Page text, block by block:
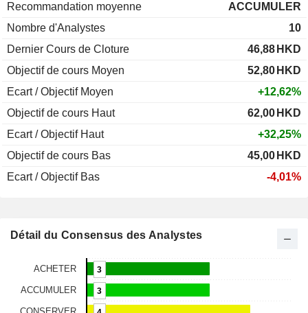
Recommandation moyenne
ACCUMULER
Nombre d'Analystes
10
Dernier Cours de Cloture
46,88 HKD
Objectif de cours Moyen
52,80 HKD
Ecart / Objectif Moyen
+12,62%
Objectif de cours Haut
62,00 HKD
Ecart / Objectif Haut
+32,25%
Objectif de cours Bas
45,00 HKD
Ecart / Objectif Bas
-4,01%
Détail du Consensus des Analystes